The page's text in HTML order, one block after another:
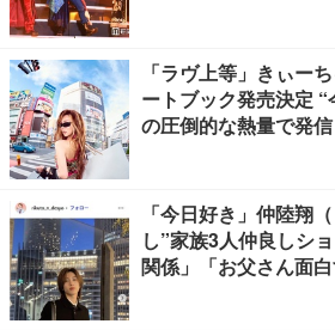
「ラヴ上等」きぃー
ートブック発売決定
の圧倒的な熱量で発信
「今日好き」仲陸翔
し”家族3人仲良しシ
関係」「お父さん面